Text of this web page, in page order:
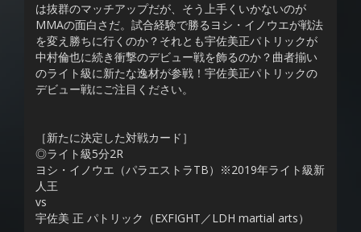
は抜群のマッチアップだが、そう上手くいかないのが
MMAの面白さだ。試合経験で勝るヨシ・イノウエが戦法
を変え勝ちに行くのか？それとも宇佐美正パトリックが
中村倫也に続き衝撃のデビュー戦を飾るのか？曲者揃い
のライト級に新たな逸材が参戦！宇佐美正パトリックの
デビュー戦にご注目ください。
［新たに決定した対戦カード］
◎ライト級5分2R
ヨシ・イノウエ（パラエストラTB）※2019年ライト級新
人王
vs
宇佐美 正 パトリック（EXFIGHT／LDH martial arts）